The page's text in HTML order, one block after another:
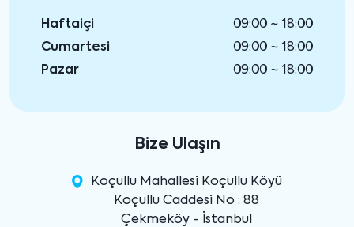
Haftaiçi
09:00 ~ 18:00
Cumartesi
09:00 ~ 18:00
Pazar
09:00 ~ 18:00
Bize Ulaşın
Koçullu Mahallesi Koçullu Köyü
Koçullu Caddesi No : 88
Çekmeköy - İstanbul